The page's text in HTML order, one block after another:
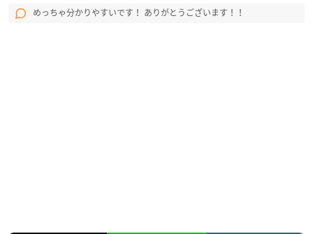
めっちゃ分かりやすいです！ ありがとうございます！！